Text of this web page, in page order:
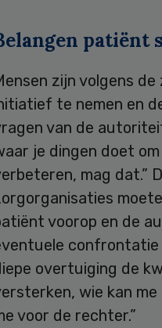
patiënt
zijn volgens
te nemen en
van de
je dingen doet
mag dat.”
voorop en de
confrontatie
overtuiging de
wie kan
voor de rechter.”